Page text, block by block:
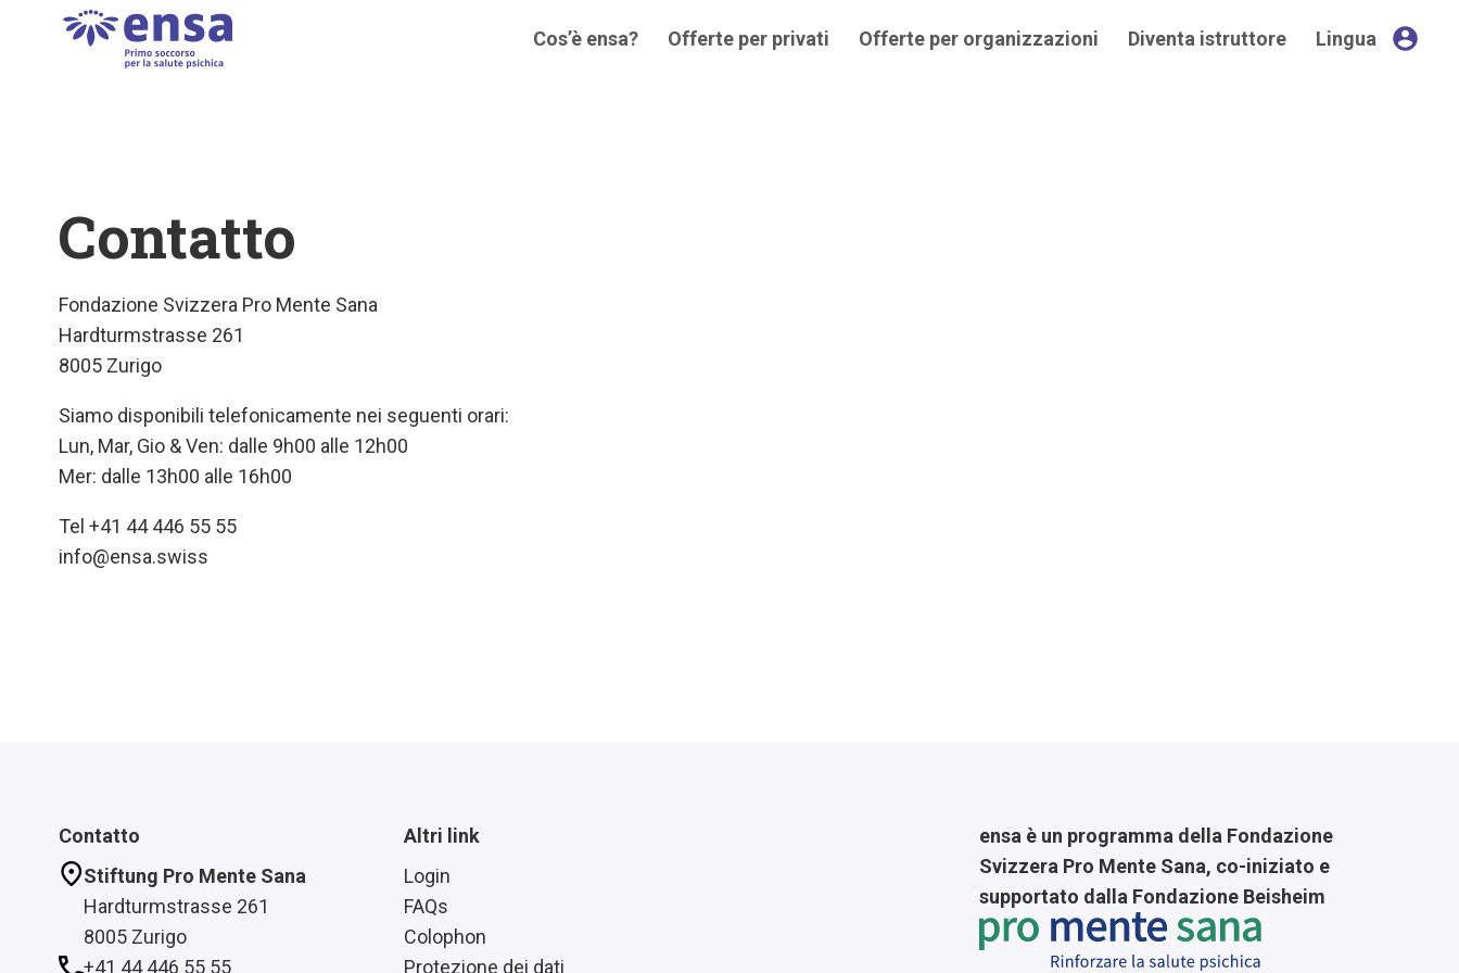
Cos’è ensa? Offerte per privati Offerte per organizzazioni Diventa istruttore Lingua account_circle
Contatto
Fondazione Svizzera Pro Mente Sana
Hardturmstrasse 261
8005 Zurigo
Siamo disponibili telefonicamente nei seguenti orari:
Lun, Mar, Gio & Ven: dalle 9h00 alle 12h00
Mer: dalle 13h00 alle 16h00
Tel +41 44 446 55 55
info@ensa.swiss
Contatto
Stiftung Pro Mente Sana
Hardturmstrasse 261
8005 Zurigo
+41 44 446 55 55
Altri link
Login
FAQs
Colophon
Protezione dei dati
ensa è un programma della Fondazione
Svizzera Pro Mente Sana, co-iniziato e
supportato dalla Fondazione Beisheim